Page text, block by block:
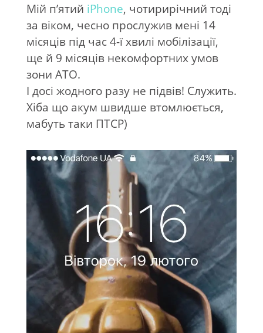
Мій п’ятий iPhone, чотирирічний тоді
за віком, чесно прослужив мені 14
місяців під час 4-ї хвилі мобілізації,
ще й 9 місяців некомфортних умов
зони АТО.
І досі жодного разу не підвів! Служить.
Хіба що акум швидше втомлюється,
мабуть таки ПТСР)